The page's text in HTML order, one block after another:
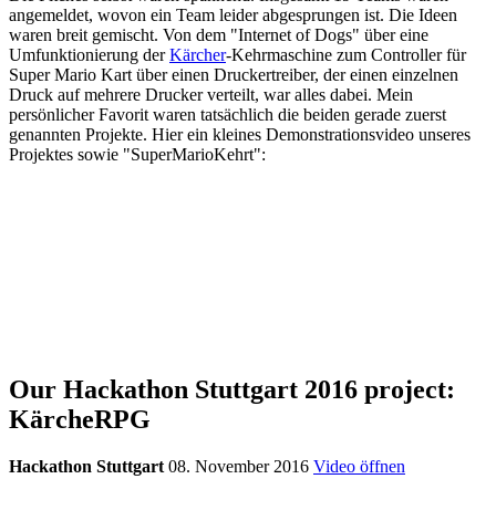
angemeldet, wovon ein Team leider abgesprungen ist. Die Ideen
waren breit gemischt. Von dem "Internet of Dogs" über eine
Umfunktionierung derKärcher-Kehrmaschine zum Controller für
Super Mario Kart über einen Druckertreiber, der einen einzelnen
Druck auf mehrere Drucker verteilt, war alles dabei. Mein
persönlicher Favorit waren tatsächlich die beiden gerade zuerst
genannten Projekte. Hier ein kleines Demonstrationsvideo unseres
Projektes sowie "SuperMarioKehrt":
Our Hackathon Stuttgart 2016 project:
KärcheRPG
Hackathon Stuttgart 08. November 2016 Video öffnen